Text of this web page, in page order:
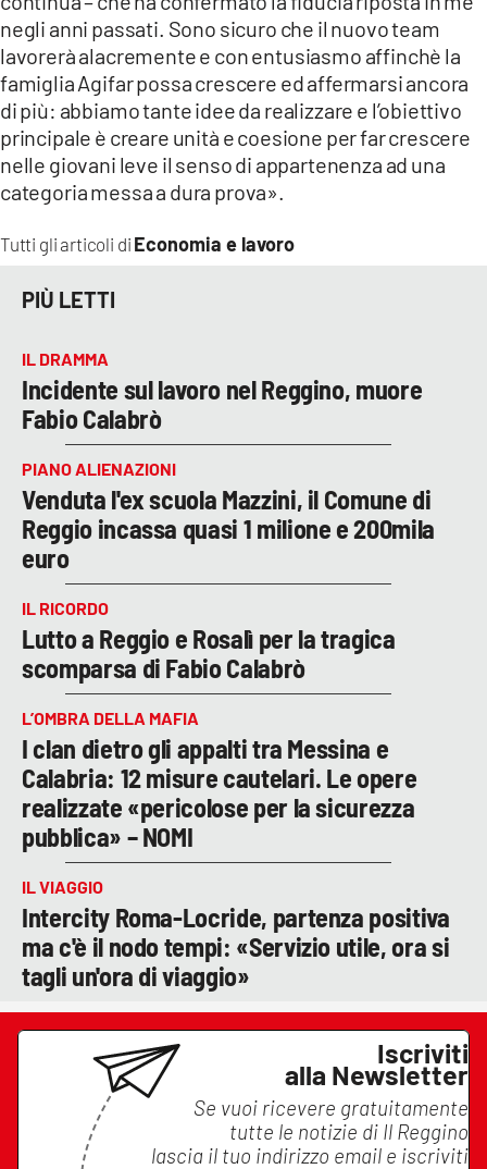
Tutti gli articoli di Economia e lavoro
negli anni passati. Sono sicuro che il nuovo team
lavorerà alacremente e con entusiasmo affinchè la
famiglia Agifar possa crescere ed affermarsi ancora
di più: abbiamo tante idee da realizzare e l’obiettivo
principale è creare unità e coesione per far crescere
nelle giovani leve il senso di appartenenza ad una
categoria messa a dura prova».
PIÙ LETTI
IL DRAMMA
Incidente sul lavoro nel Reggino, muore
Fabio Calabrò
PIANO ALIENAZIONI
Venduta l'ex scuola Mazzini, il Comune di
Reggio incassa quasi 1 milione e 200mila
euro
IL RICORDO
Lutto a Reggio e Rosalì per la tragica
scomparsa di Fabio Calabrò
L’OMBRA DELLA MAFIA
I clan dietro gli appalti tra Messina e
Calabria: 12 misure cautelari. Le opere
realizzate «pericolose per la sicurezza
pubblica» – NOMI
IL VIAGGIO
Intercity Roma-Locride, partenza positiva
ma c'è il nodo tempi: «Servizio utile, ora si
tagli un'ora di viaggio»
Iscriviti
alla Newsletter
Se vuoi ricevere gratuitamente
tutte le notizie di Il Reggino
lascia il tuo indirizzo email e iscriviti